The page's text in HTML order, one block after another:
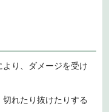
り、ダメージを受け
れたり抜けたりする